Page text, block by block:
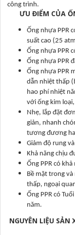
công trình.
ƯU ĐIỂM CỦA
Ống nhựa PPR
suất cao (25
Ống nhựa PPR
Ống nhựa PPR
Ống nhựa PPR
dẫn nhiệt thấp
hao phí nhiệt
với ống kim
Nhẹ, lắp đặt
giản, nhanh
tương đương
Giảm độ rung
Khả năng chịu
Ống PPR có
Bề mặt trong
thấp, ngoại
Ống PPR có
năm.
NGUYÊN LIỆU SẢN